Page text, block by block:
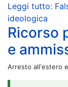
Leggi tutto:
ideologica
Ricorso
e
Arresto all'estero